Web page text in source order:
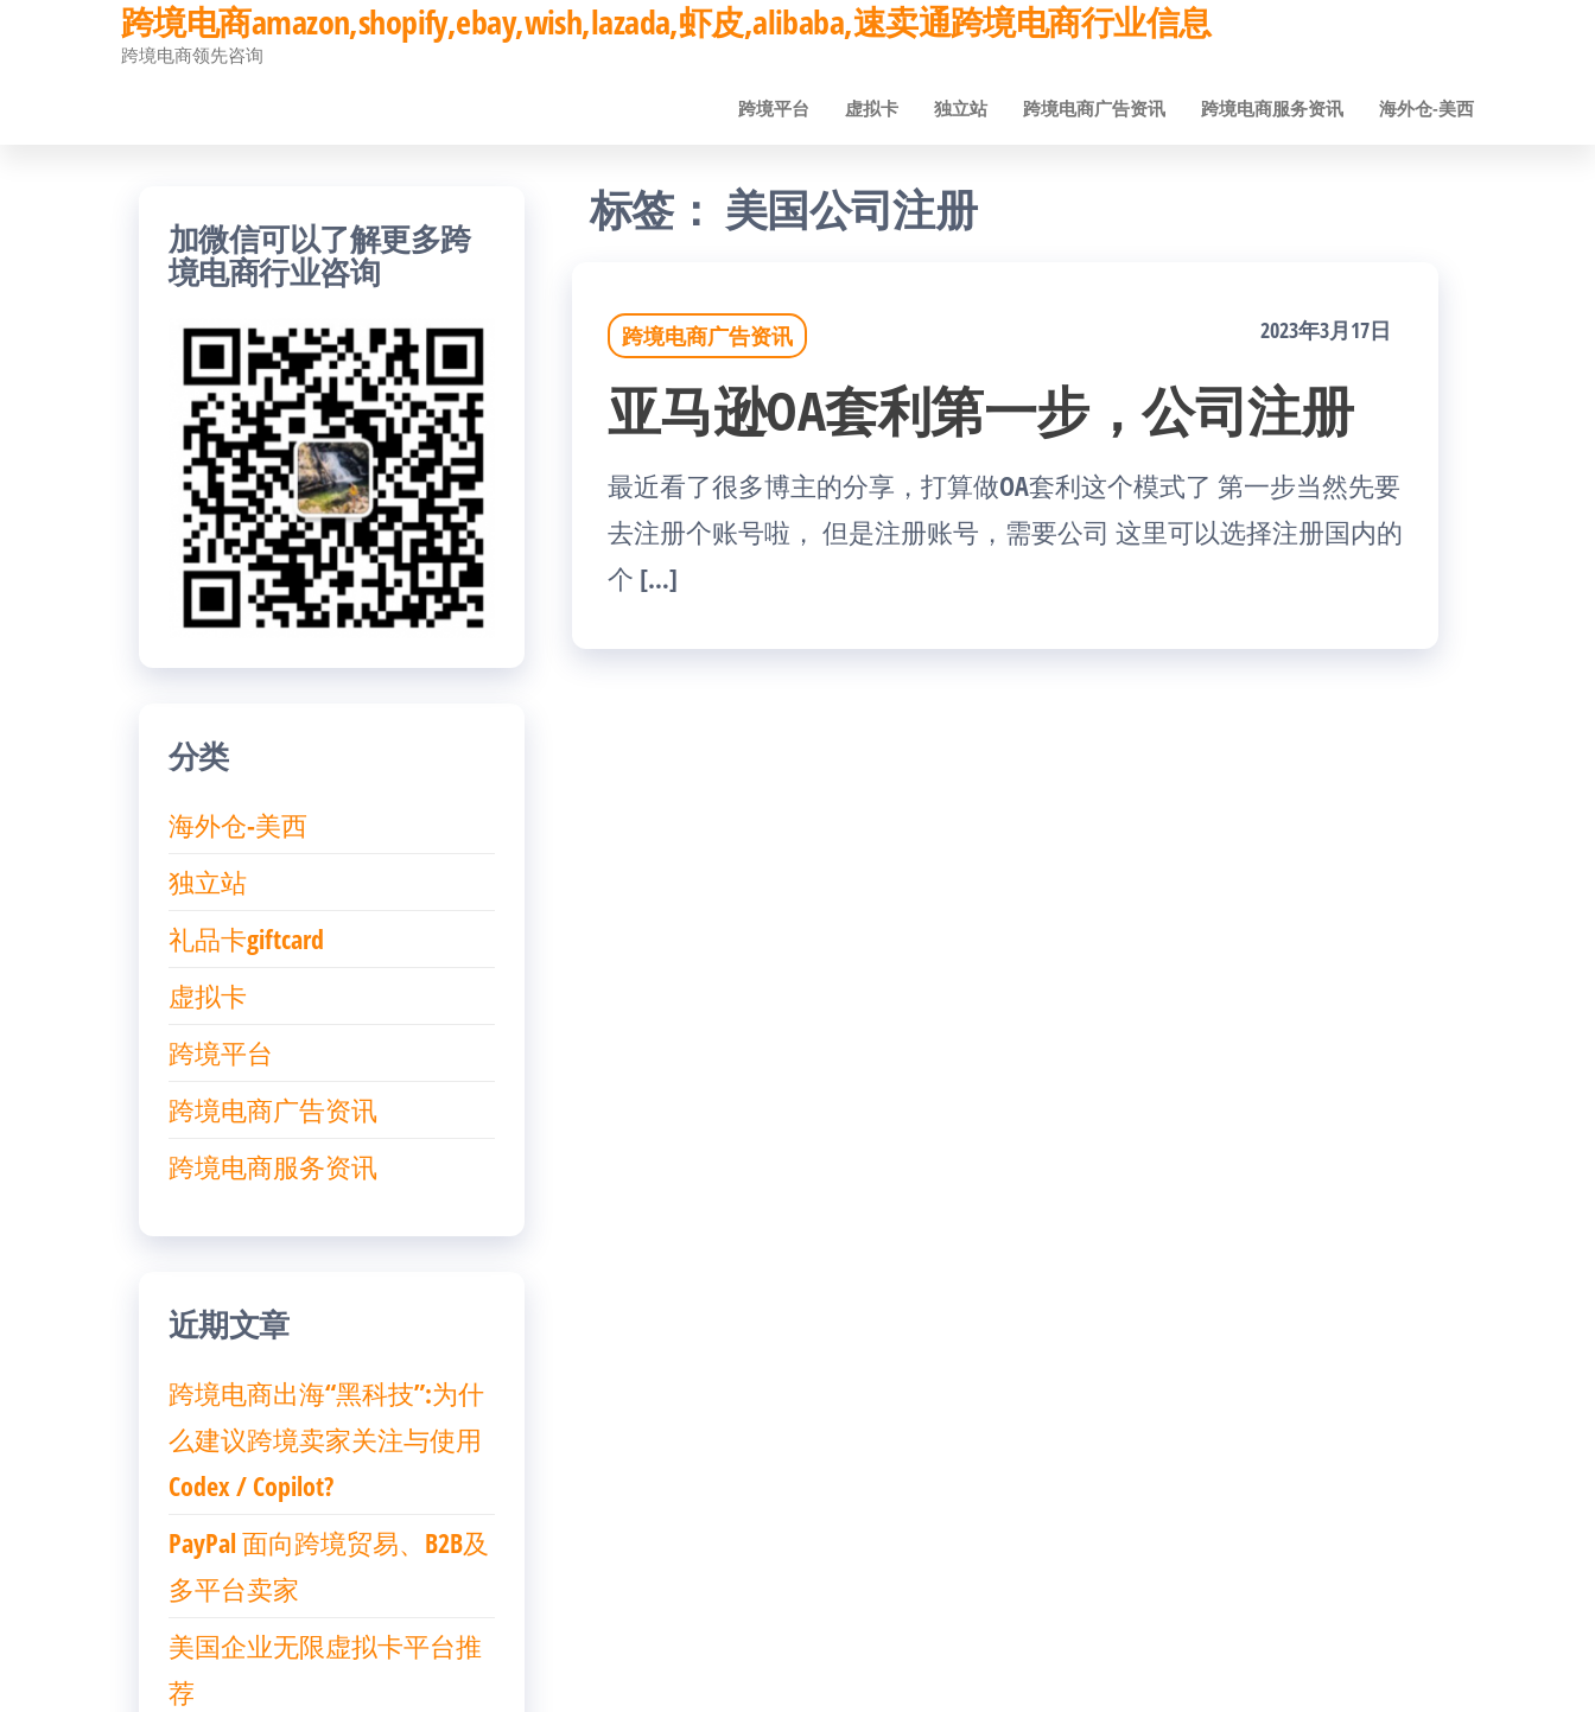
跨境电商amazon,shopify,ebay,wish,lazada,虾皮,alibaba,速卖通跨境电商行业信息
跨境电商领先咨询
跨境平台 虚拟卡 独立站 跨境电商广告资讯 跨境电商服务资讯 海外仓-美西
标签： 美国公司注册
跨境电商广告资讯 2023年3月17日
亚马逊OA套利第一步，公司注册
最近看了很多博主的分享，打算做OA套利这个模式了 第一步当然先要
去注册个账号啦， 但是注册账号，需要公司 这里可以选择注册国内的
个 […]
加微信可以了解更多跨
境电商行业咨询
分类
海外仓-美西
独立站
礼品卡giftcard
虚拟卡
跨境平台
跨境电商广告资讯
跨境电商服务资讯
近期文章
跨境电商出海“黑科技”:为什
么建议跨境卖家关注与使用
Codex / Copilot?
PayPal 面向跨境贸易、B2B及
多平台卖家
美国企业无限虚拟卡平台推
荐